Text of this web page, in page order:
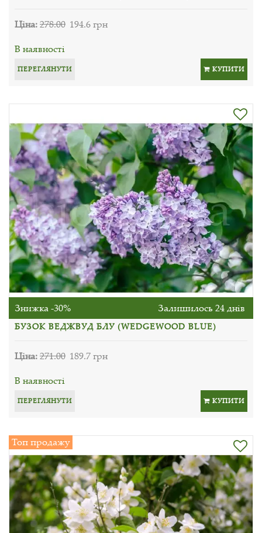
Ціна:278.00 194.6 грн
В наявності
ПЕРЕГЛЯНУТИ КУПИТИ
Знижка -30% Залишилось 24 днів
БУЗОК ВЕДЖВУД БЛУ (WEDGEWOOD BLUE)
Ціна:271.00 189.7 грн
В наявності
ПЕРЕГЛЯНУТИ КУПИТИ
Топ продажу